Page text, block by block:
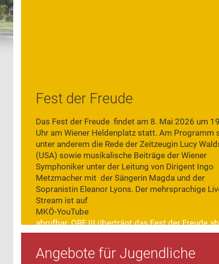
Fest der Freude
Das Fest der Freude findet am 8. Mai 2026 um
Uhr am Wiener Heldenplatz statt. Am Programm
unter anderem die Rede der Zeitzeugin Lucy
(USA) sowie musikalische Beiträge der Wiener
Symphoniker unter der Leitung von Dirigent Ingo
Metzmacher mit der Sängerin Magda und der
Sopranistin Eleanor Lyons. Der mehrsprachige
Stream ist auf
MKÖ-YouTube
abrufbar. ORF III überträgt das Fest der Freude ab
19:40.
Angebote für Jugendliche